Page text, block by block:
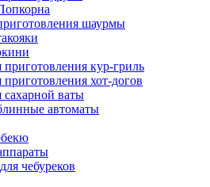
шаурмы
кур-гриль
хот-догов
ваты
автоматы
чебуреков